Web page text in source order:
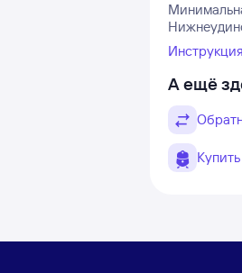
А ещё